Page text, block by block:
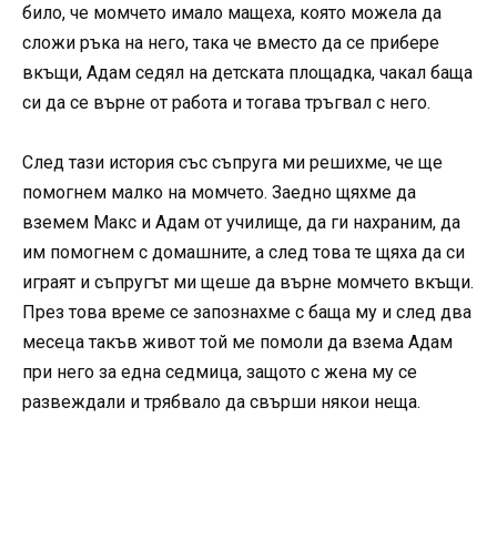
било, че момчето имало мащеха, която можела да
сложи ръка на него, така че вместо да се прибере
вкъщи, Адам седял на детската площадка, чакал баща
си да се върне от работа и тогава тръгвал с него.
След тази история със съпруга ми решихме, че ще
помогнем малко на момчето. Заедно щяхме да
вземем Макс и Адам от училище, да ги нахраним, да
им помогнем с домашните, а след това те щяха да си
играят и съпругът ми щеше да върне момчето вкъщи.
През това време се запознахме с баща му и след два
месеца такъв живот той ме помоли да взема Адам
при него за една седмица, защото с жена му се
развеждали и трябвало да свърши някои неща.